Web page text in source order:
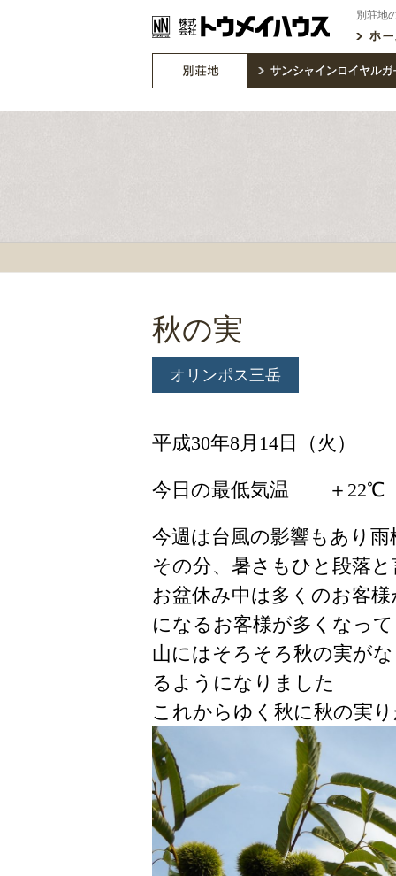
別荘地
秋の実
オリンポス三岳
平成30年8月14日（火）
今日の最低気温 ＋
今週は台風の影響もあり
その分、暑さもひと段落
お盆休み中は多くのお客
になるお客様が多くなっ
山にはそろそろ秋の実が
るようになりました
これからゆく秋に秋の実